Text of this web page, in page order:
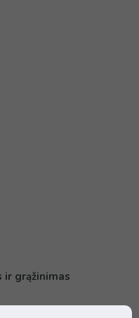
ir grąžinimas